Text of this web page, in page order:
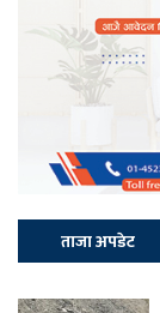
ताजा अपडेट